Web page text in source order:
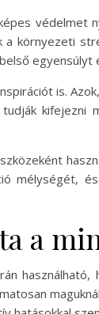
védelmet
környezeti
egyensúlyt
is.
mélységét,
a